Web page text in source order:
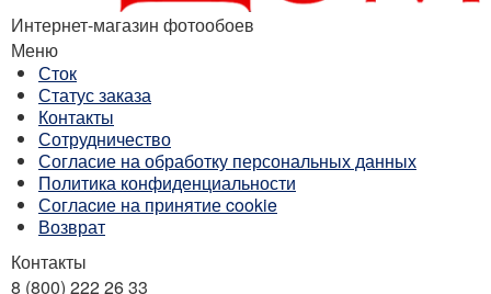
Интернет-магазин фотообоев
Меню
Сток
Статус заказа
Контакты
Сотрудничество
Согласие на обработку персональных данных
Политика конфиденциальности
Соглаcие на принятие cookie
Возврат
Контакты
8 (800) 222 26 33